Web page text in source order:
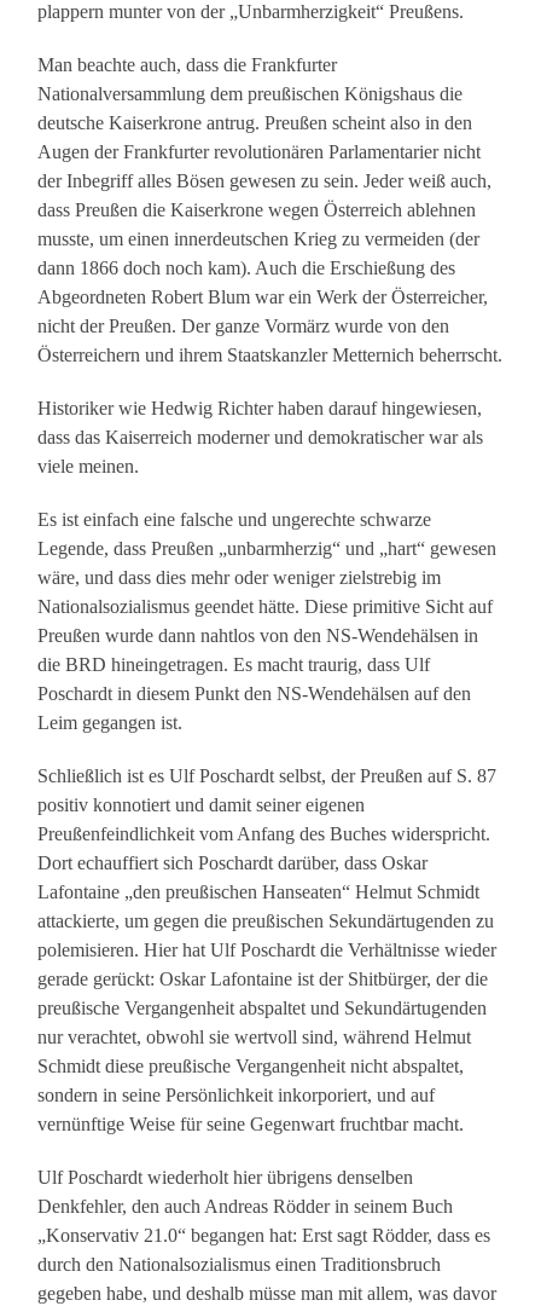
plappern munter von der „Unbarmherzigkeit“ Preußens.
Man beachte auch, dass die Frankfurter
Nationalversammlung dem preußischen Königshaus die
deutsche Kaiserkrone antrug. Preußen scheint also in den
Augen der Frankfurter revolutionären Parlamentarier nicht
der Inbegriff alles Bösen gewesen zu sein. Jeder weiß auch,
dass Preußen die Kaiserkrone wegen Österreich ablehnen
musste, um einen innerdeutschen Krieg zu vermeiden (der
dann 1866 doch noch kam). Auch die Erschießung des
Abgeordneten Robert Blum war ein Werk der Österreicher,
nicht der Preußen. Der ganze Vormärz wurde von den
Österreichern und ihrem Staatskanzler Metternich beherrscht.
Historiker wie Hedwig Richter haben darauf hingewiesen,
dass das Kaiserreich moderner und demokratischer war als
viele meinen.
Es ist einfach eine falsche und ungerechte schwarze
Legende, dass Preußen „unbarmherzig“ und „hart“ gewesen
wäre, und dass dies mehr oder weniger zielstrebig im
Nationalsozialismus geendet hätte. Diese primitive Sicht auf
Preußen wurde dann nahtlos von den NS-Wendehälsen in
die BRD hineingetragen. Es macht traurig, dass Ulf
Poschardt in diesem Punkt den NS-Wendehälsen auf den
Leim gegangen ist.
Schließlich ist es Ulf Poschardt selbst, der Preußen auf S. 87
positiv konnotiert und damit seiner eigenen
Preußenfeindlichkeit vom Anfang des Buches widerspricht.
Dort echauffiert sich Poschardt darüber, dass Oskar
Lafontaine „den preußischen Hanseaten“ Helmut Schmidt
attackierte, um gegen die preußischen Sekundärtugenden zu
polemisieren. Hier hat Ulf Poschardt die Verhältnisse wieder
gerade gerückt: Oskar Lafontaine ist der Shitbürger, der die
preußische Vergangenheit abspaltet und Sekundärtugenden
nur verachtet, obwohl sie wertvoll sind, während Helmut
Schmidt diese preußische Vergangenheit nicht abspaltet,
sondern in seine Persönlichkeit inkorporiert, und auf
vernünftige Weise für seine Gegenwart fruchtbar macht.
Ulf Poschardt wiederholt hier übrigens denselben
Denkfehler, den auch Andreas Rödder in seinem Buch
„Konservativ 21.0“ begangen hat: Erst sagt Rödder, dass es
durch den Nationalsozialismus einen Traditionsbruch
gegeben habe, und deshalb müsse man mit allem, was davor